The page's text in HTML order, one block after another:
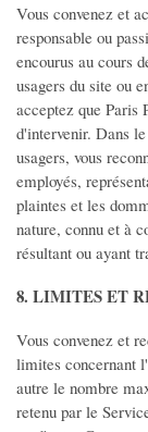
Vous convenez et
responsable ou
encourus au cours
usagers du site ou
acceptez que Paris
d'intervenir. Dans
usagers, vous
employés,
plaintes et les
nature, connu et à
résultant ou ayant
8. LIMITES ET
Vous convenez et
limites concernant
autre le nombre
retenu par le